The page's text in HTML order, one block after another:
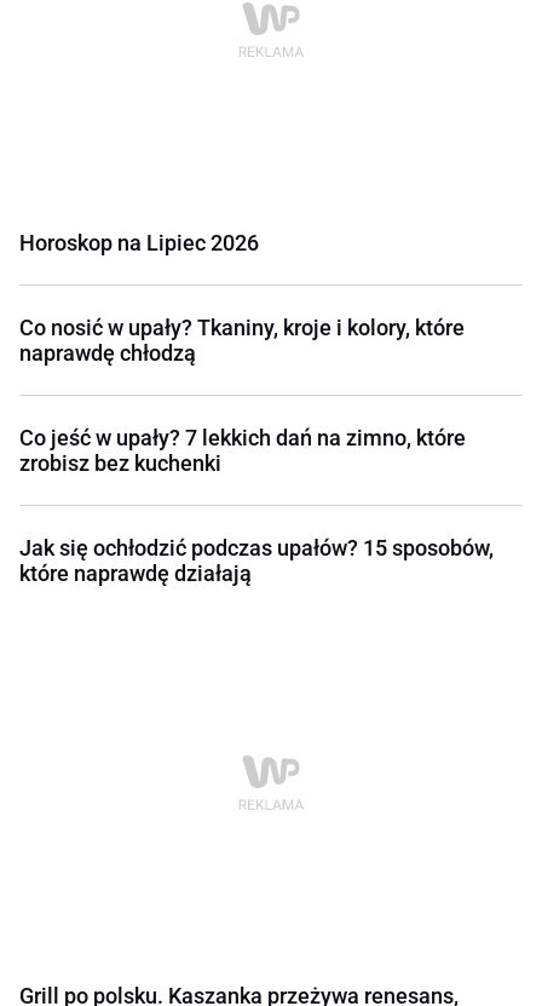
Horoskop na Lipiec 2026
Co nosić w upały? Tkaniny, kroje i kolory, które
naprawdę chłodzą
Co jeść w upały? 7 lekkich dań na zimno, które
zrobisz bez kuchenki
Jak się ochłodzić podczas upałów? 15 sposobów,
które naprawdę działają
Grill po polsku. Kaszanka przeżywa renesans,